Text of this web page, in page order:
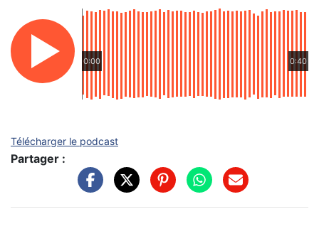
0:00 0:40
Télécharger le podcast
Partager :